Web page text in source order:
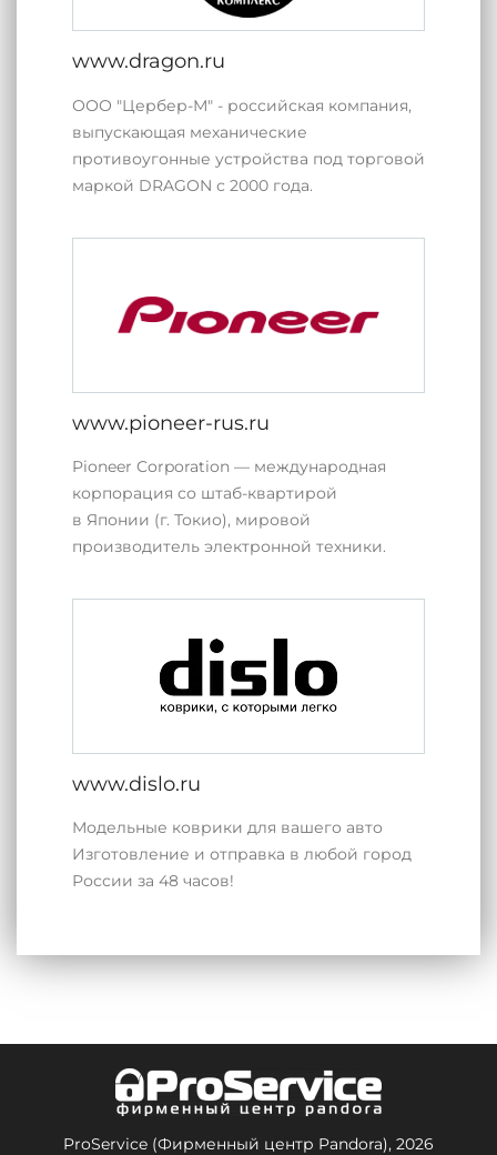
www.dragon.ru
ООО "Цербер-М" - российская компания,
выпускающая механические
противоугонные устройства под торговой
маркой DRAGON с 2000 года.
www.pioneer-rus.ru
Pioneer Corporation — международная
корпорация со штаб-квартирой
в Японии (г. Токио), мировой
производитель электронной техники.
www.dislo.ru
Модельные коврики для вашего авто
Изготовление и отправка в любой город
России за 48 часов!
ProService (Фирменный центр Pandora), 2026